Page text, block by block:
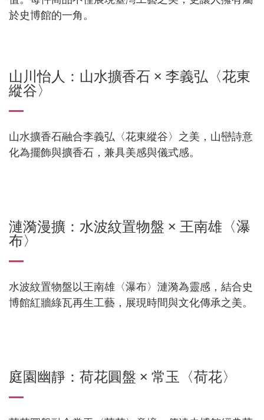
於史博館的一角。
山川怡人：山水擴香石 × 李義弘〈花東
縱谷〉
山水擴香石融合李義弘〈花東縱谷〉之美，山巒詩意
化為擺飾與擴香石，兼具美感與儀式感。
漣漪漫擴：水波紋置物盤 × 王南雄〈瀑
布〉
水波紋置物盤以王南雄〈瀑布〉漣漪為靈感，結合史
博館紅牆綠瓦再生工藝，展現時間與文化傳承之美。
庭園幽靜：荷花圓盤 × 常玉〈荷花〉